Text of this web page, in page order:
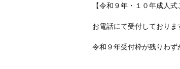
【令和９年・１０年成人式
お電話にて受付しておりま
令和９年受付枠が残りわず